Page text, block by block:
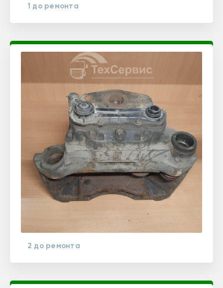
1 до ремонта
2 до ремонта